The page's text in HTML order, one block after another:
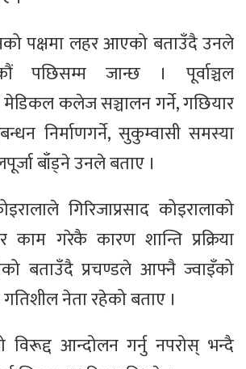
पक्षमा लहर आएको बताउँदै उनले
पछिसम्म जान्छ । पूर्वाञ्चल
मेडिकल कलेज सञ्चालन गर्ने, गछियार
निर्माणगर्ने, सुकुम्वासी समस्या
बाँड्ने उनले बताए ।
गिरिजाप्रसाद कोइरालाको
काम गरेकै कारण शान्ति प्रक्रिया
बताउँदै प्रचण्डले आफ्नै ज्वाइँको
गतिशील नेता रहेको बताए ।
विरूद्द आन्दोलन गर्नु नपरोस् भन्दै